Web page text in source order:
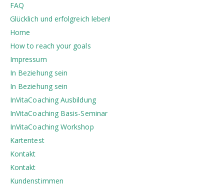
FAQ
Glücklich und erfolgreich leben!
Home
How to reach your goals
Impressum
In Beziehung sein
In Beziehung sein
InVitaCoaching Ausbildung
InVitaCoaching Basis-Seminar
InVitaCoaching Workshop
Kartentest
Kontakt
Kontakt
Kundenstimmen